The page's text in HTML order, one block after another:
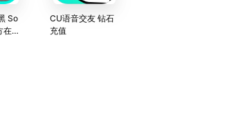
So
在线
CU语音交友 钻石
充值